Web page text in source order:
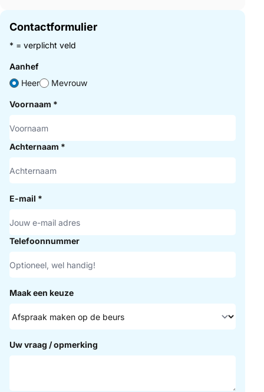
Contactformulier
* = verplicht veld
Aanhef
Heer
Mevrouw
Voornaam *
Achternaam *
E-mail *
Telefoonnummer
Maak een keuze
Uw vraag / opmerking